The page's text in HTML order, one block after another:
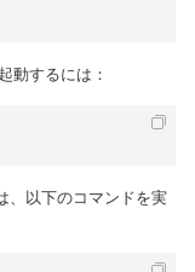
動するには：
、以下のコマンドを実